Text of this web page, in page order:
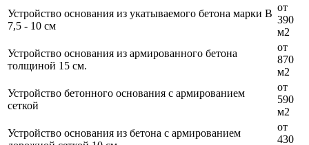
Устройство основания из укатываемого бетона марки B
7,5 - 10 см
от
390
м2
Устройство основания из армированного бетона
толщиной 15 см.
от
870
м2
Устройство бетонного основания с армированием
сеткой
от
590
м2
Устройство основания из бетона с армированием
от
430